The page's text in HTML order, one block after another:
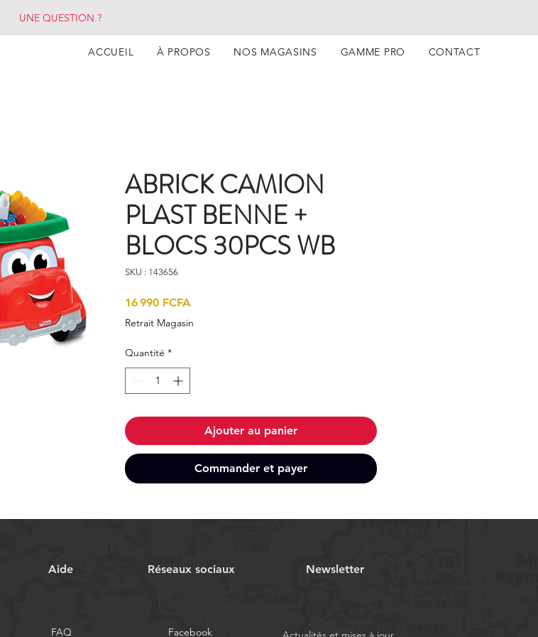
UNE QUESTION ?
ACCUEIL À PROPOS NOS MAGASINS GAMME PRO CONTACT
ABRICK CAMION
PLAST BENNE +
BLOCS 30PCS WB
SKU : 143656
16 990 FCFA
Retrait Magasin
Quantité *
Ajouter au panier
Commander et payer
Aide Réseaux sociaux Newsletter
FAQ Facebook